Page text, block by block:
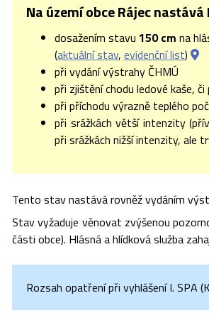
Na území obce Rájec nastává
dosažením stavu 150 cm na
(aktuální stav, evidenční list)
při vydání výstrahy ČHMÚ
při zjištění chodu ledové kaše,
při příchodu výrazně teplého
při srážkách větší intenzity
při srážkách nižší intenzity, ale
Tento stav nastává rovněž vydáním
Stav vyžaduje věnovat zvýšenou
části obce). Hlásná a hlídková služba
Rozsah opatření při vyhlášení I. SPA